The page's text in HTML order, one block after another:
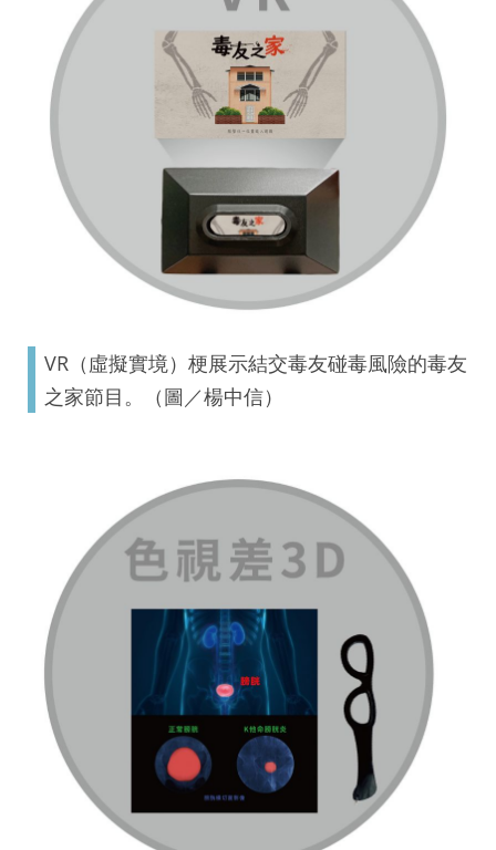
VR（虛擬實境）梗展示結交毒友碰毒風險的毒友
之家節目。（圖／楊中信）